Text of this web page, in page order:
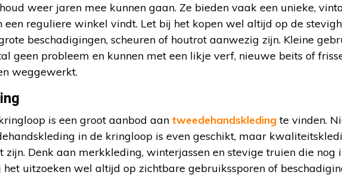
weer jaren mee kunnen gaan. Ze bieden vaak een unieke,
een reguliere winkel vindt. Let bij het kopen wel altijd op de
beschadigingen, scheuren of houtrot aanwezig zijn. Kleine
geen probleem en kunnen met een likje verf, nieuwe beits of
weggewerkt.
is een groot aanbod aan tweedehandskledingte vinden.
in de kringloop is even geschikt, maar
zijn. Denk aan merkkleding, winterjassen en stevige truien die nog
het uitzoeken wel altijd op zichtbare gebruikssporen of